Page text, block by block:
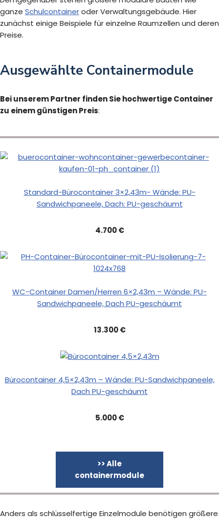
ganze Schulcontaineroder Verwaltungsgebäude. Hier
zunächst einige Beispiele für einzelne Raumzellen und deren
Preise.
Ausgewählte Containermodule
Bei unserem Partner finden Sie hochwertige Container
zu einem günstigen Preis:
Standard-Bürocontainer 3×2,43m- Wände: PU-
Sandwichpaneele, Dach: PU-geschäumt
4.700 €
WC-Container Damen/Herren 6×2,43m – Wände: PU-
Sandwichpaneele, Dach PU-geschäumt
13.300 €
Bürocontainer 4,5×2,43m – Wände: PU-Sandwichpaneele,
Dach PU-geschäumt
5.000 €
>> Alle
containermodule
Anders als schlüsselfertige Einzelmodule benötigen größere